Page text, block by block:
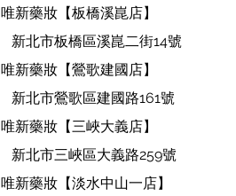
唯新藥妝【板橋溪崑店​】
新北市板橋區溪崑二街14號
唯新藥妝【鶯歌建國店】
新北市鶯歌區建國路161號
唯新藥妝【三峽大義店】
新北市三峽區大義路259號
唯新藥妝【淡水中山一店】